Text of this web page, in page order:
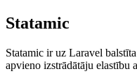
Statamic
Statamic ir uz Laravel
apvieno izstrādātāju elastību